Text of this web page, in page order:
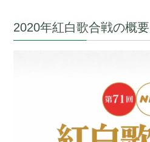
2020年紅白歌合戦の概要